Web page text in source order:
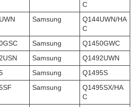
C
Samsung
Q144UWN/HA
C
Samsung
Q1450GWC
Samsung
Q1492UWN
Samsung
Q1495S
Samsung
Q1495SX/HA
C